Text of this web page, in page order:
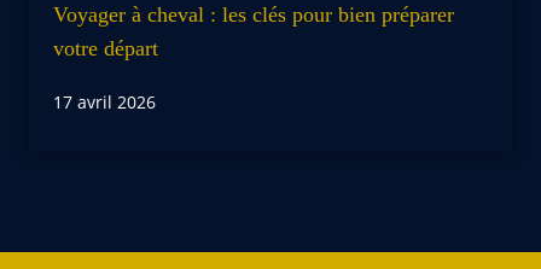
Voyager à cheval : les clés pour bien préparer
votre départ
17 avril 2026